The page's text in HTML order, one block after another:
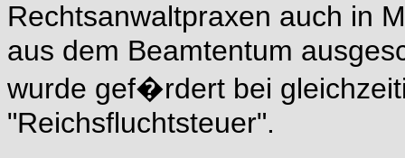
Rechtsanwaltpraxen auch in
aus dem Beamtentum
wurde gef�rdert bei
"Reichsfluchtsteuer".